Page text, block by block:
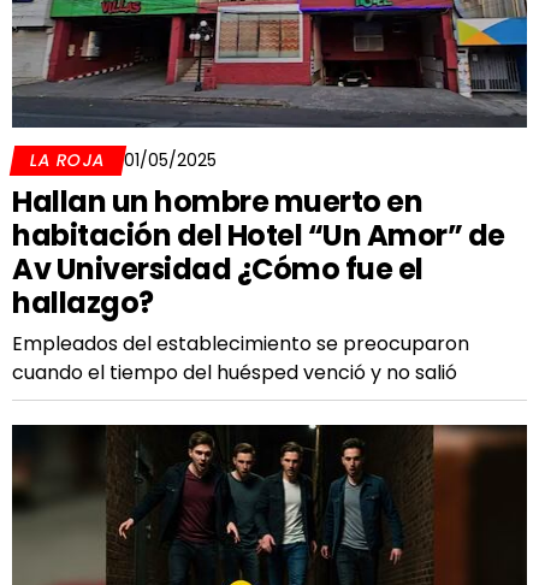
LA ROJA 01/05/2025
Hallan un hombre muerto en
habitación del Hotel “Un Amor” de
Av Universidad ¿Cómo fue el
hallazgo?
Empleados del establecimiento se preocuparon
cuando el tiempo del huésped venció y no salió